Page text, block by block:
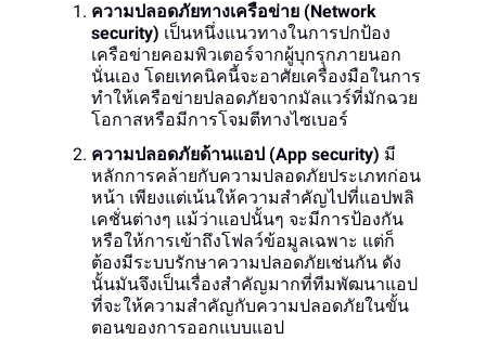
ความปลอดภัยทางเครือข่าย (Network
security) เป็นหนึ่งแนวทางในการปกป้อง
เครือข่ายคอมพิวเตอร์จากผู้บุกรุกภายนอก
นั่นเอง โดยเทคนิคนี้จะอาศัยเครื่องมือในการ
ทำให้เครือข่ายปลอดภัยจากมัลแวร์ที่มักฉวย
โอกาสหรือมีการโจมตีทางไซเบอร์
ความปลอดภัยด้านแอป (App security) มี
หลักการคล้ายกับความปลอดภัยประเภทก่อน
หน้า เพียงแต่เน้นให้ความสำคัญไปที่แอปพลิ
เคชั่นต่างๆ แม้ว่าแอปนั้นๆ จะมีการป้องกัน
หรือให้การเข้าถึงโฟลว์ข้อมูลเฉพาะ แต่ก็
ต้องมีระบบรักษาความปลอดภัยเช่นกัน ดัง
นั้นมันจึงเป็นเรื่องสำคัญมากที่ทีมพัฒนาแอป
ที่จะให้ความสำคัญกับความปลอดภัยในขั้น
ตอนของการออกแบบแอป